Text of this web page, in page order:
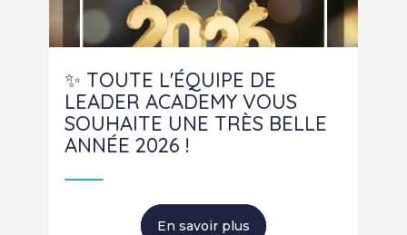
✨ TOUTE L'ÉQUIPE DE
LEADER ACADEMY VOUS
SOUHAITE UNE TRÈS BELLE
ANNÉE 2026 !
En savoir plus